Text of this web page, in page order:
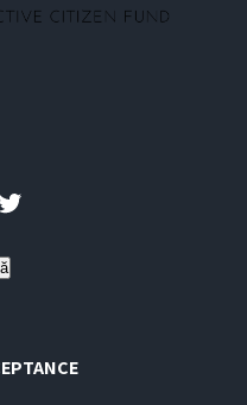
Instagram